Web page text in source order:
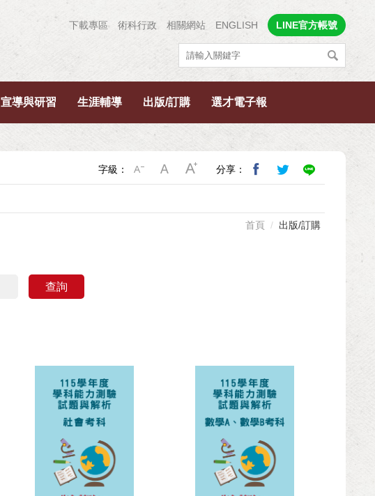
下載專區 術科行政 相關網站 ENGLISH LINE官方帳號
宣導與研習 生涯輔導 出版/訂購 選才電子報
字級： 分享：
首頁 出版/訂購